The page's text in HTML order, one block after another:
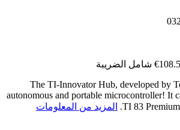
شامل الضريبة
The TI-Innovator Hub, developed by
autonomous and portable microcontroller! It
TI 83
المزيد من المعلومات